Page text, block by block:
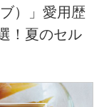
）」愛用歴
！夏のセル